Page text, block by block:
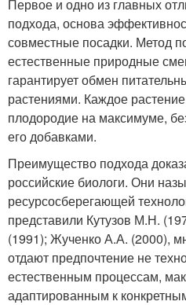
Первое и одно из главных
подхода, основа
совместные посадки. Метод
естественные природные
гарантирует обмен
растениями. Каждое
плодородие на максимуме,
его добавками.
Преимущество подхода
российские биологи. Они
ресурсосберегающей
представили Кутузов М.Н.
(1991); Жученко А.А. (2000),
отдают предпочтение не
естественным процессам,
адаптированным к